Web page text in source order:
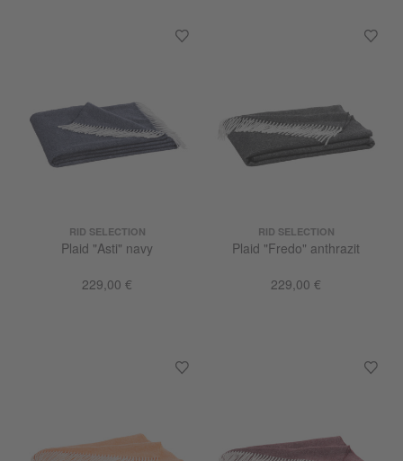
RID SELECTION
Plaid "Asti" navy
229,00 €
RID SELECTION
Plaid "Fredo" anthrazit
229,00 €